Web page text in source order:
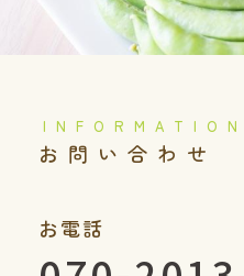
️お問い合わせ
お電話